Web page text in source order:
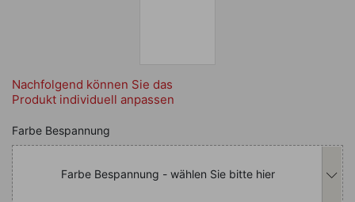
Nachfolgend können Sie das
Produkt individuell anpassen
Nachfolgend können Sie das
Farbe Bespannung
Farbe Bespannung - wählen Sie bitte hier